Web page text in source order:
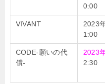
0:00
VIVANT
2023
1:00
CODE-願いの代
償-
2023
2:30